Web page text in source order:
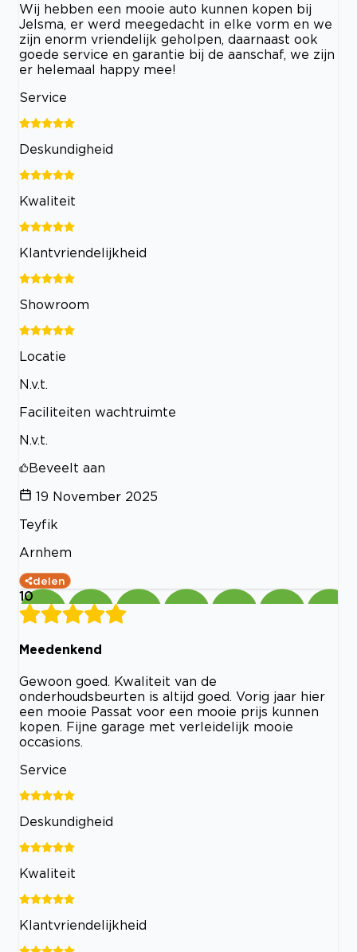
Wij hebben een mooie auto kunnen kopen bij
Jelsma, er werd meegedacht in elke vorm en we
zijn enorm vriendelijk geholpen, daarnaast ook
goede service en garantie bij de aanschaf, we zijn
er helemaal happy mee!
Service
Deskundigheid
Kwaliteit
Klantvriendelijkheid
Showroom
Locatie
N.v.t.
Faciliteiten wachtruimte
N.v.t.
Beveelt aan
19 November 2025
Teyfik
Arnhem
delen
10
Meedenkend
Gewoon goed. Kwaliteit van de
onderhoudsbeurten is altijd goed. Vorig jaar hier
een mooie Passat voor een mooie prijs kunnen
kopen. Fijne garage met verleidelijk mooie
occasions.
Service
Deskundigheid
Kwaliteit
Klantvriendelijkheid